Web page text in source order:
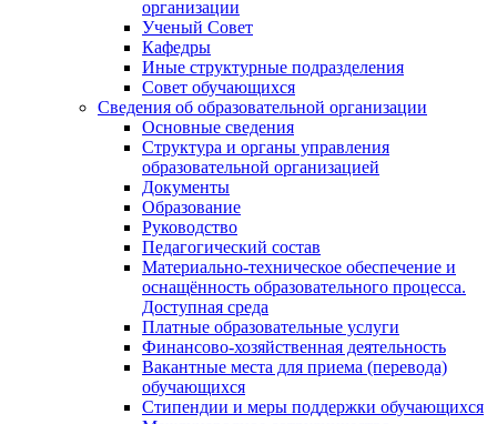
организации
Ученый Совет
Кафедры
Иные структурные подразделения
Совет обучающихся
Сведения об образовательной организации
Основные сведения
Структура и органы управления
образовательной организацией
Документы
Образование
Руководство
Педагогический состав
Материально-техническое обеспечение и
оснащённость образовательного процесса.
Доступная среда
Платные образовательные услуги
Финансово-хозяйственная деятельность
Вакантные места для приема (перевода)
обучающихся
Стипендии и меры поддержки обучающихся